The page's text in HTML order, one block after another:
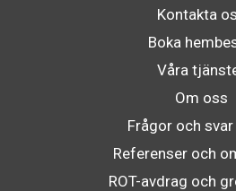
Kontakta
Boka
Våra
Om oss
Frågor och svar
Referenser och
ROT-avdrag och